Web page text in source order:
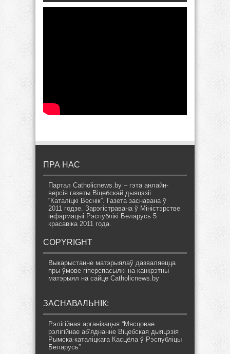
ПРА НАС
Партал Catholicnews.by – гэта анлайн-
версія газеты Віцебскай дыяцэзіі
“Каталіцкі Веснік”. Газета заснавана ў
2011 годзе. Зарэгістравана ў Міністэрстве
інфармацыі Рэспублікі Беларусь 5
красавіка 2011 года.
COPYRIGHT
Выкарыстанне матэрыялаў дазваляецца
пры ўмове гіперспасылкі на канкрэтны
матэрыял на сайце Catholicnews.by
ЗАСНАВАЛЬНІК:
Рэлігійная арганізацыя “Мясцовае
рэлігійнае аб’яднанне Віцебская дыяцэзія
Рымска-каталіцкага Касцёла ў Рэспубліцы
Беларусь”